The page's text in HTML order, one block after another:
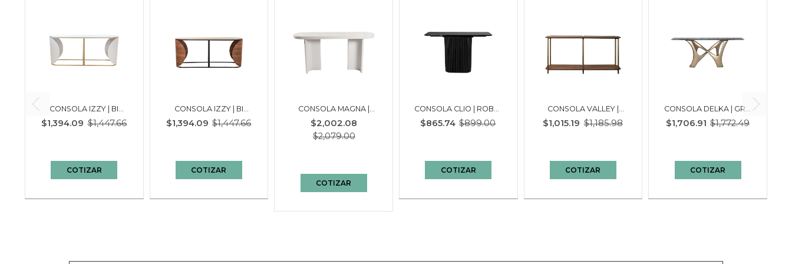
CONSOLA IZZY | BI
COLOR BLANCO
DORADO
$1,394.09 $1,447.66
COTIZAR
CONSOLA IZZY | BI
COLOR NOGAL NEGRO
$1,394.09 $1,447.66
COTIZAR
CONSOLA MAGNA |
OFF WHITE
$2,002.08
$2,079.00
COTIZAR
CONSOLA CLIO | ROBLE
OSCURO
$865.74 $899.00
COTIZAR
CONSOLA VALLEY |
NOGAL/DORADO
$1,015.19 $1,185.98
COTIZAR
CONSOLA DELKA | GRIS
- CHAMPAGNE
$1,706.91 $1,772.49
COTIZAR